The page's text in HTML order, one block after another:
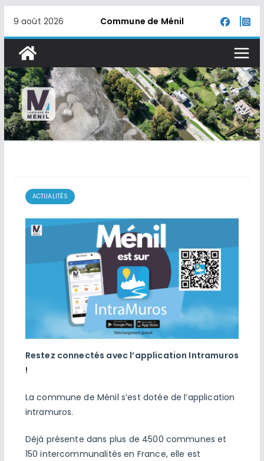
contenu
9 août 2026 Commune de Ménil
ACTUALITÉS
Restez connectés avec l’application Intramuros
!
La commune de Ménil s’est dotée de l’application
intramuros.
Déjà présente dans plus de 4500 communes et
150 intercommunalités en France, elle est